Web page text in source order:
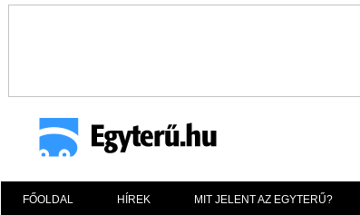
FŐOLDAL HÍREK MIT JELENT AZ EGYTERŰ?